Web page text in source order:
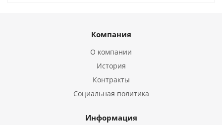
Компания
О компании
История
Контракты
Социальная политика
Информация